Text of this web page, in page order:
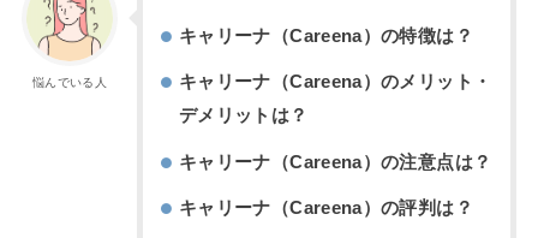
悩んでいる人
キャリーナ（Careena）の特徴は？
キャリーナ（Careena）のメリット・
デメリットは？
キャリーナ（Careena）の注意点は？
キャリーナ（Careena）の評判は？